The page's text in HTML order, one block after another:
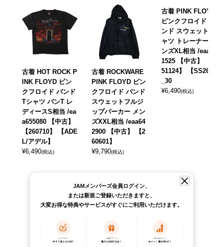
古着 HOT ROCK P
INK FLOYD ピン
クフロイド バンド
Tシャツ バンT レ
ディースS相当 /ea
a655080 【中古】
【260710】 【ADE
L/アデル】
¥6,490(税込)
古着 ROCKWARE
PINK FLOYD ピン
クフロイド バンド
スウェットフルジ
ップパーカー メン
ズXXL相当 /eaa64
2900 【中古】 【2
60601】
¥9,790(税込)
古着 PINK FLOYD
ピンクフロイド バ
ンド スウェットシ
ャツ トレーナー メ
ンズXL相当 /eaa60
1525 【中古】 【2
51124】 【SS2606
_30
¥6,490(税込)
JAMメンバーズ会員ログイン、
または新規ご登録いただきますと、
大変お得な特典やサービスがすぐにご利用いただけます。